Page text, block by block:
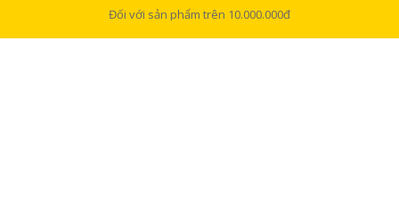
Đối với sản phẩm trên 10.000.000đ